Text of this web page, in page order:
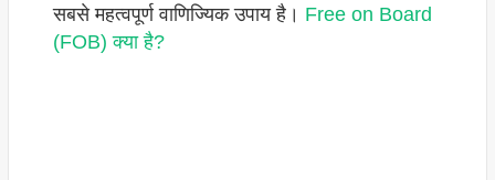
सबसे महत्वपूर्ण वाणिज्यिक उपाय है। Free on Board
(FOB) क्या है?